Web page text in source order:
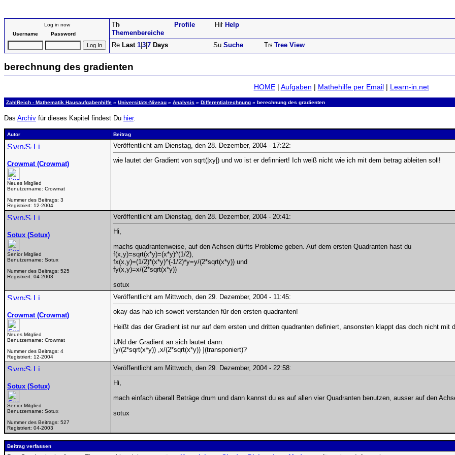
Log in now
Username
Password Themenbereiche
Profile Help
Last 1 3 7 Days Suche Tree View
berechnung des gradienten
HOME| Aufgaben | Mathehilfe per Email| Learn-in.net
ZahlReich - Mathematik Hausaufgabenhilfe » Universitäts-Niveau » Analysis » Differentialrechnung » berechnung des gradienten
Das Archiv für dieses Kapitel findest Du hier.
Autor Beitrag
Crowmat (Crowmat)
Neues Mitglied
Benutzername: Crowmat
Nummer des Beitrags: 3
Registriert: 12-2004
Veröffentlicht am Dienstag, den 28. Dezember, 2004 - 17:22:
wie lautet der Gradient von sqrt(|xy|) und wo ist er definniert! Ich weiß nicht wie ich mit dem betrag ableiten soll!
Sotux (Sotux)
Senior Mitglied
Benutzername: Sotux
Nummer des Beitrags: 525
Registriert: 04-2003
Veröffentlicht am Dienstag, den 28. Dezember, 2004 - 20:41:
Hi,
machs quadrantenweise, auf den Achsen dürfts Probleme geben. Auf dem ersten Quadranten hast du
f(x,y)=sqrt(x*y)=(x*y)^(1/2),
fx(x,y)=(1/2)*(x*y)^(-1/2)*y=y/(2*sqrt(x*y)) und
fy(x,y)=x/(2*sqrt(x*y))
sotux
Crowmat (Crowmat)
Neues Mitglied
Benutzername: Crowmat
Nummer des Beitrags: 4
Registriert: 12-2004
Veröffentlicht am Mittwoch, den 29. Dezember, 2004 - 11:45:
okay das hab ich soweit verstanden für den ersten quadranten!
Heißt das der Gradient ist nur auf dem ersten und dritten quadranten definiert, ansonsten klappt das doch nicht mit
UNd der Gradient an sich lautet dann:
[y/(2*sqrt(x*y)) ,x/(2*sqrt(x*y)) ](transponiert)?
Sotux (Sotux)
Senior Mitglied
Benutzername: Sotux
Nummer des Beitrags: 527
Registriert: 04-2003
Veröffentlicht am Mittwoch, den 29. Dezember, 2004 - 22:58:
Hi,
mach einfach überall Beträge drum und dann kannst du es auf allen vier Quadranten benutzen, ausser auf den
sotux
Beitrag verfassen